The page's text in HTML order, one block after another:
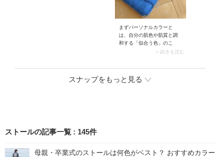
柄ボトムでさりげない遊び
心を足せば、夏に似合う大
人のオールブラックコーデ
が完成します。
まずパーソナルカラーと
は、自分の肌色や肌質と調
和する「似合う色」のこ
と。メイクや服に取り入れ
ーソナルカラーで選ぶのは
服よりカラーアイテムを選
> 続きを読む
スナップをもっと見る
ストールの記事一覧 : 145件
母親・卒業式のストールは何色がベスト？ おすすめカラー